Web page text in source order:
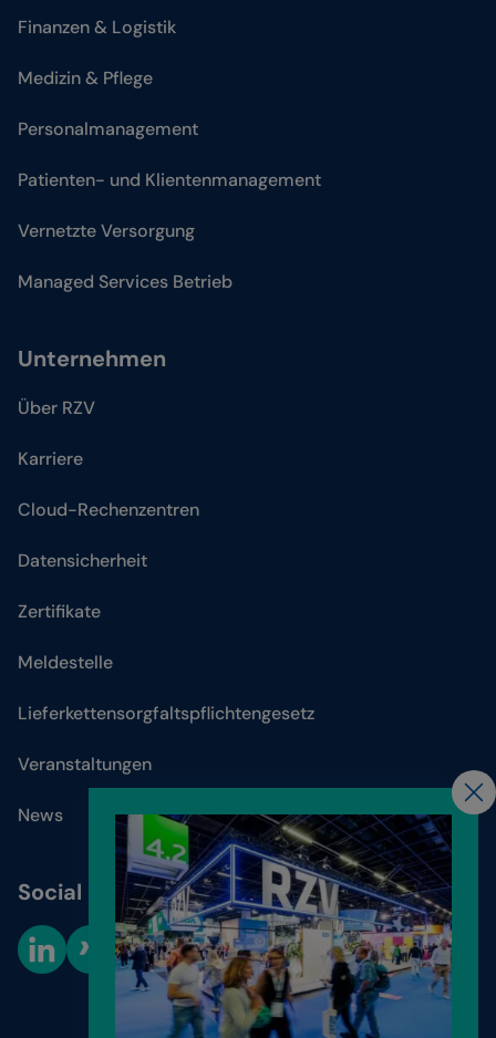
Finanzen & Logistik
Medizin & Pflege
Personalmanagement
Patienten- und Klientenmanagement
Vernetzte Versorgung
Managed Services Betrieb
Unternehmen
Über RZV
Karriere
Cloud-Rechenzentren
Datensicherheit
Zertifikate
Meldestelle
Lieferkettensorgfaltspflichtengesetz
Veranstaltungen
News
Social Media